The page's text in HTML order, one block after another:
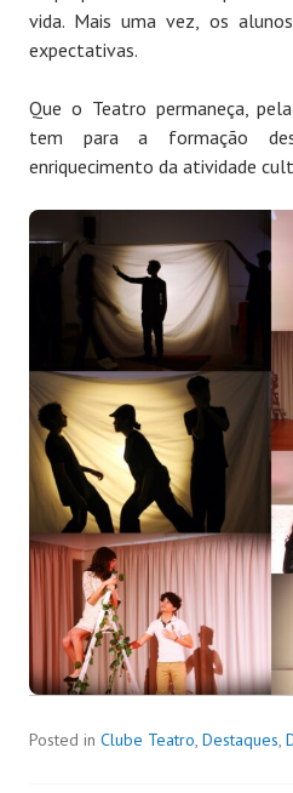
vida. Mais uma vez, os
expectativas.
Que o Teatro permaneça,
tem para a formação
enriquecimento da atividade
Posted in Clube Teatro, Destaques,